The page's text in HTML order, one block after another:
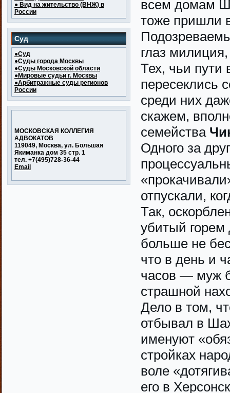
● Вид на жительство (ВНЖ) в
России
Суд
●Суд
●Суды города Москвы
●Суды Московской области
●Мировые судьи г. Москвы
●Арбитражные суды регионов
России
МОСКОВСКАЯ КОЛЛЕГИЯ
АДВОКАТОВ
119049, Москва, ул. Большая
Якиманка дом 35 стр. 1
тел. +7(495)728-36-44
Email
всем домам
тоже пришли
глаз
Тех, чьи пути
пересеклись
среди них
скажем,
семейства
Одного за
отпускали,
Так,
убитый горем
больше не
что в день и
часов — муж
страшной
Дело в том,
отбывал в
именуют
стройках
воле
его в